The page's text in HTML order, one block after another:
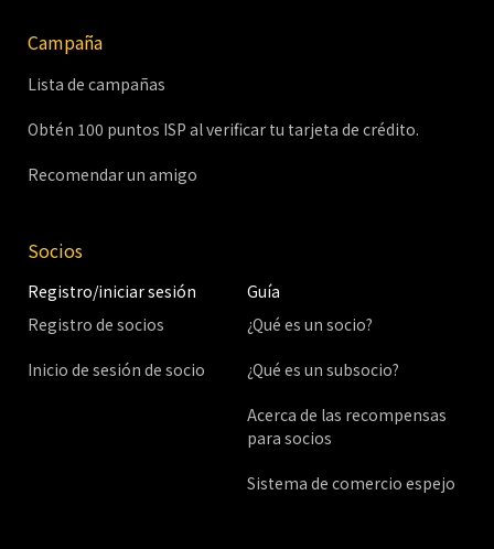
Campaña
Lista de campañas
Obtén 100 puntos ISP al verificar tu tarjeta de crédito.
Recomendar un amigo
Socios
Registro/iniciar sesión
Registro de socios
Inicio de sesión de socio
Guía
¿Qué es un socio?
¿Qué es un subsocio?
Acerca de las recompensas
para socios
Sistema de comercio espejo